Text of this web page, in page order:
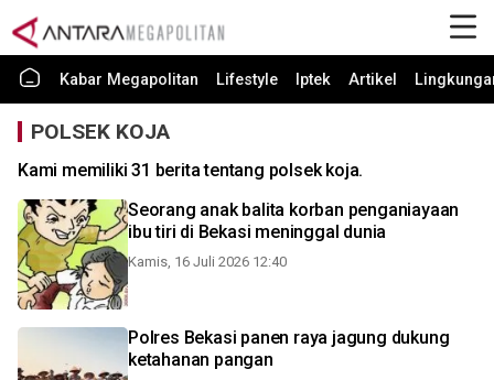
Kabar Megapolitan Lifestyle Iptek Artikel
POLSEK KOJA
Kami memiliki 31 berita tentang polsek koja.
Seorang anak balita korban penganiayaan
ibu tiri di Bekasi meninggal dunia
Kamis, 16 Juli 2026 12:40
Polres Bekasi panen raya jagung dukung
ketahanan pangan